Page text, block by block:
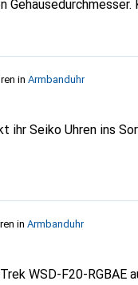
eine Uhr, welche einen
haben. Somit
Sinnvoller und
in Armbanduhr
in Armbanduhr
WSD-F20-RGBAE